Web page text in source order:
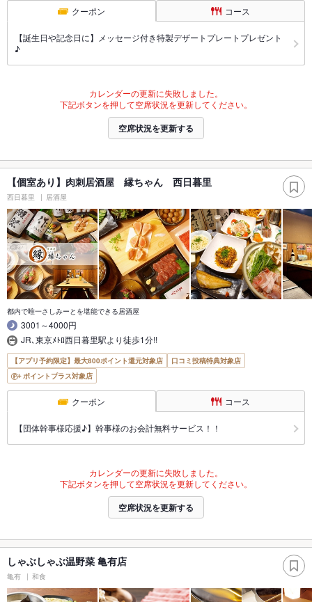
クーポン コース
【誕生日や記念日に】メッセージ付き特製デザートプレートプレゼント
♪
カレンダーの更新に失敗しました。
下記ボタンを押して空席状況を更新してください。
空席状況を更新する
【個室あり】肉刺居酒屋 縁ちゃん 西日暮里
西日暮里 居酒屋
都内で唯一さしみーとを堪能できる居酒屋
3001～4000円
JR､東京ﾒﾄﾛ西日暮里駅より徒歩1分!!
【アプリ予約限定】最大800ポイント還元対象店
口コミ投稿特典対象店
ポイントプラス対象店
クーポン コース
【団体幹事様応援♪】幹事様のお会計無料サービス！！
カレンダーの更新に失敗しました。
下記ボタンを押して空席状況を更新してください。
空席状況を更新する
しゃぶしゃぶ温野菜 亀有店
亀有 和食